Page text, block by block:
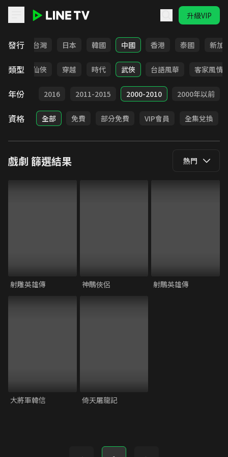
升級VIP
發行
全部 台灣 日本 韓國 中國 香港 泰國 新加
類型
療癒 仙俠 穿越 時代 武俠 台語風華 客家風情
年份
2017 2016 2011-2015 2000-2010 2000年以前
資格 全部 免費 部分免費 VIP會員 全集兌換
戲劇 篩選結果 熱門
射雕英雄傳 神鵰俠侶 射鵰英雄傳
大將軍韓信 倚天屠龍記